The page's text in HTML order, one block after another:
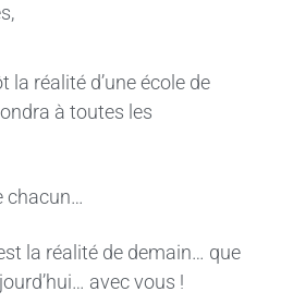
la réalité d’une école de
à toutes les
chacun…
la réalité de demain… que
avec vous !